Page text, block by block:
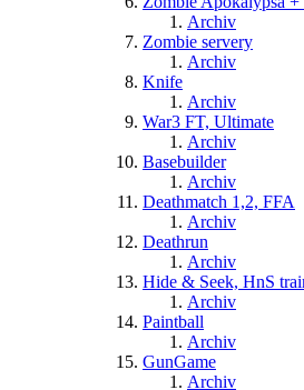
Archiv
Zombie servery
Archiv
Knife
Archiv
War3 FT, Ultimate
Archiv
Basebuilder
Archiv
Deathmatch 1,2, FFA
Archiv
Deathrun
Archiv
Hide & Seek, HnS
Archiv
Paintball
Archiv
GunGame
Archiv